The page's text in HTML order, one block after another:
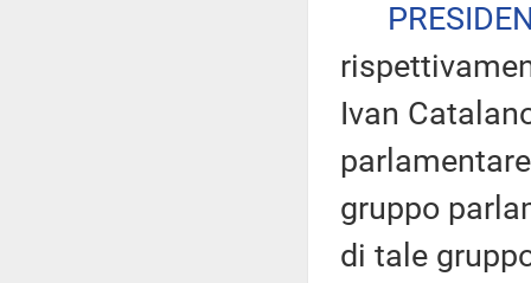
Ivan
gruppo
di tale